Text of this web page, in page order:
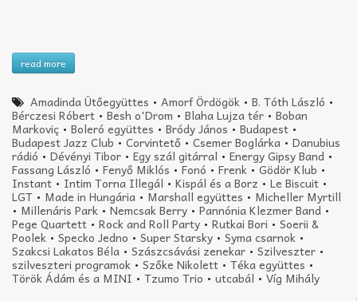
read more
Amadinda Ütőegyüttes •Amorf Ördögök •B. Tóth László •
Bérczesi Róbert • Besh o'Drom • Blaha Lujza tér • Boban
Markoviç • Boleró együttes • Bródy János• Budapest •
Budapest Jazz Club•Corvintető •Csemer Boglárka • Danubius
rádió• Dévényi Tibor • Egy szál gitárral • Energy Gipsy Band •
Fassang László • Fenyő Miklós •Fonó • Frenk •Gödör Klub •
Instant• Intim Torna Illegál • Kispál és a Borz • Le Biscuit •
LGT • Made in Hungária • Marshall együttes • Micheller Myrtill
• Millenáris Park • Nemcsak Berry • Pannónia Klezmer Band •
Pege Quartett • Rock and Roll Party • Rutkai Bori • Soerii &
Poolek • Specko Jedno • Super Starsky • Syma csarnok •
Szakcsi Lakatos Béla • Szászcsávási zenekar • Szilveszter •
szilveszteri programok • Szőke Nikolett • Téka együttes •
Török Ádám és a MINI • Tzumo Trio • utcabál • Víg Mihály